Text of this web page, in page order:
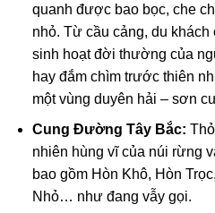
quanh được bao bọc, che
nhỏ. Từ cầu cảng, du khách
sinh hoạt đời thường của
hay đắm chìm trước thiên
một vùng duyên hải – sơn
Cung Đường Tây Bắc:
nhiên hùng vĩ của núi rừng
bao gồm Hòn Khô, Hòn
Nhỏ… như đang vẫy gọi.